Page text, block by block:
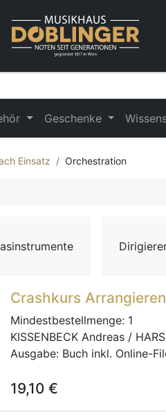
Geschenke
Einsatz Orchestration
Crashkurs Arrangieren
Mindestbestellmenge: 1
KISSENBECK Andreas /
Ausgabe: Buch inkl. Online-
19,10 €